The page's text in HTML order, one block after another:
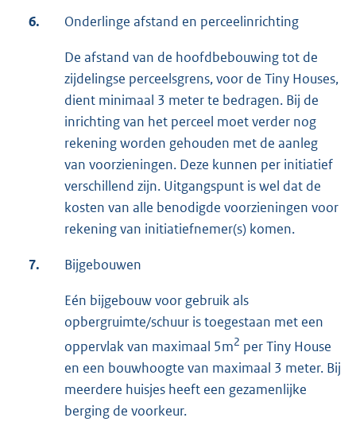
6. Onderlinge afstand en perceelinrichting
De afstand van de hoofdbebouwing tot de
zijdelingse perceelsgrens, voor de Tiny Houses,
dient minimaal 3 meter te bedragen. Bij de
inrichting van het perceel moet verder nog
rekening worden gehouden met de aanleg
van voorzieningen. Deze kunnen per initiatief
verschillend zijn. Uitgangspunt is wel dat de
kosten van alle benodigde voorzieningen voor
rekening van initiatiefnemer(s) komen.
7. Bijgebouwen
Eén bijgebouw voor gebruik als
opbergruimte/schuur is toegestaan met een
oppervlak van maximaal 5m2 per Tiny House
en een bouwhoogte van maximaal 3 meter. Bij
meerdere huisjes heeft een gezamenlijke
berging de voorkeur.